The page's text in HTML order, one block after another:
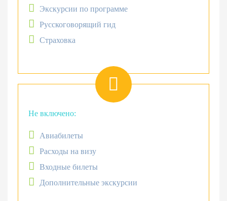
Экскурсии по программе
Русскоговорящий гид
Страховка
Не включено:
Авиабилеты
Расходы на визу
Входные билеты
Дополнительные экскурсии